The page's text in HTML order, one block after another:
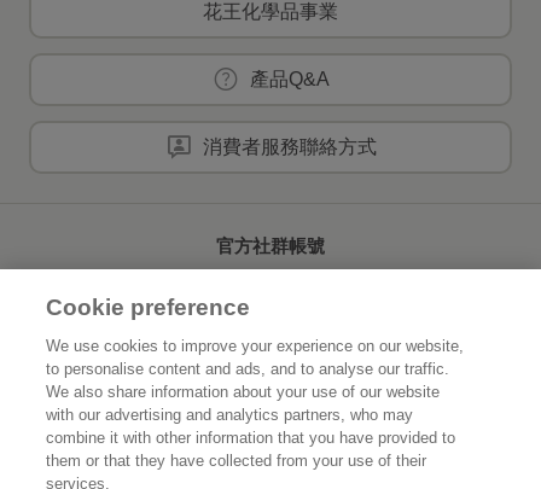
花王化學品事業
產品Q&A
消費者服務聯絡方式
官方社群帳號
首頁 關於花王
可持續發展 創新研發
品牌資訊
Cookie preference
We use cookies to improve your experience on our website,
to personalise content and ads, and to analyse our traffic.
We also share information about your use of our website
with our advertising and analytics partners, who may
combine it with other information that you have provided to
them or that they have collected from your use of their
services.